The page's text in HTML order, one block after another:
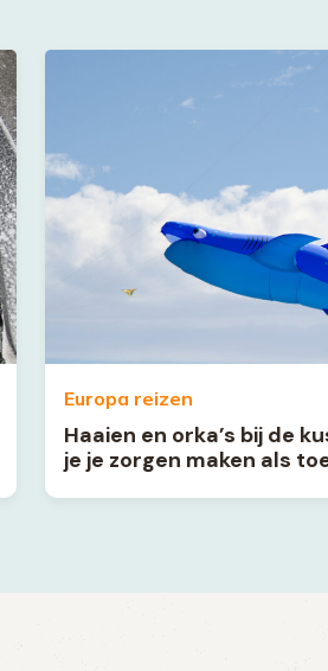
Europa reizen
Haaien en orka’s bij de
je je zorgen maken als